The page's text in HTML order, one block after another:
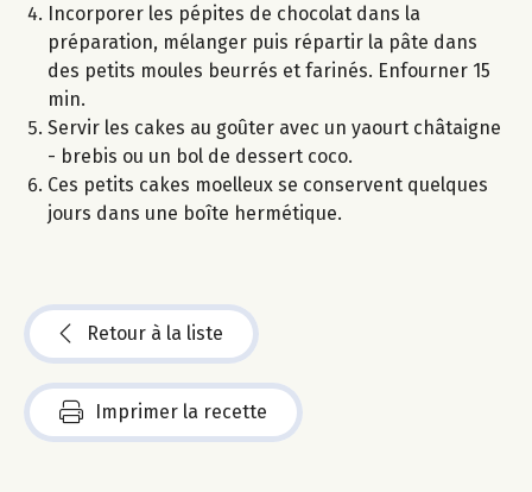
Incorporer les pépites de chocolat dans la
préparation, mélanger puis répartir la pâte dans
des petits moules beurrés et farinés. Enfourner 15
min.
Servir les cakes au goûter avec un yaourt châtaigne
- brebis ou un bol de dessert coco.
Ces petits cakes moelleux se conservent quelques
jours dans une boîte hermétique.
Retour à la liste
Imprimer la recette